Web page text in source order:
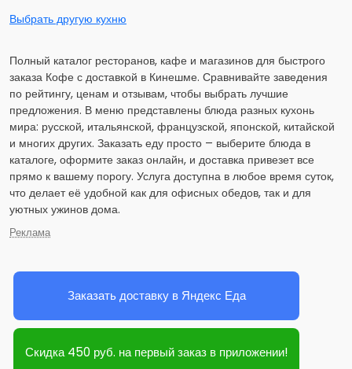
Выбрать другую кухню
Полный каталог ресторанов, кафе и магазинов для быстрого
заказа Кофе с доставкой в Кинешме. Сравнивайте заведения
по рейтингу, ценам и отзывам, чтобы выбрать лучшие
предложения. В меню представлены блюда разных кухонь
мира: русской, итальянской, французской, японской, китайской
и многих других. Заказать еду просто – выберите блюда в
каталоге, оформите заказ онлайн, и доставка привезет все
прямо к вашему порогу. Услуга доступна в любое время суток,
что делает её удобной как для офисных обедов, так и для
уютных ужинов дома.
Реклама
Заказать доставку в Яндекс Еда
Скидка 450 руб. на первый заказ в приложении!